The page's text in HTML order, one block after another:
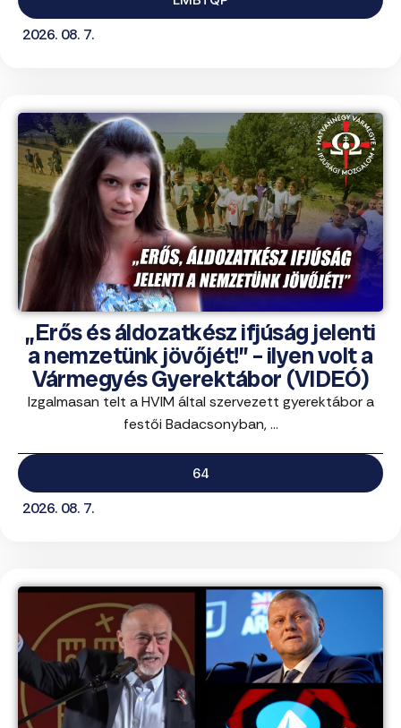
2026. 08. 7.
„Erős és áldozatkész ifjúság jelenti
a nemzetünk jövőjét!” – ilyen volt a
Vármegyés Gyerektábor (VIDEÓ)
Izgalmasan telt a HVIM által szervezett gyerektábor a
festői Badacsonyban, ...
64
2026. 08. 7.